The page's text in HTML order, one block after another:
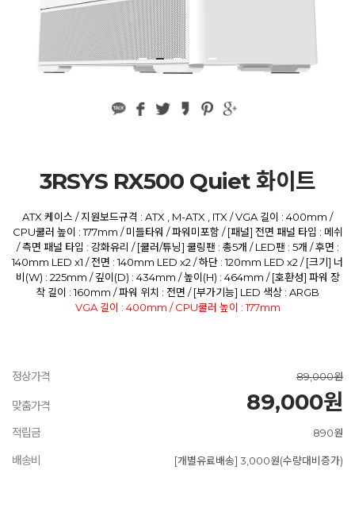
3RSYS RX500 Quiet 화이트
ATX 케이스 / 지원보드규격 : ATX , M-ATX , ITX / VGA 길이 : 400mm /
CPU쿨러 높이 : 177mm / 미들타워 / 파워미포함 / [패널] 전면 패널 타입 : 메쉬
/ 측면 패널 타입 : 강화유리 / [쿨러/튜닝] 쿨링팬 : 총5개 / LED팬 : 5개 / 후면 :
140mm LED x1 / 전면 : 140mm LED x2 / 하단 : 120mm LED x2 / [크기] 너
비(W) : 225mm / 깊이(D) : 434mm / 높이(H) : 464mm / [호환성] 파워 장
착 길이 : 160mm / 파워 위치 : 전면 / [부가기능] LED 색상 : ARGB
VGA 길이 : 400mm / CPU쿨러 높이 : 177mm
정상가격 89,000원
맞춤가격 89,000원
적립금 890원
배송비 [개별유료배송] 3,000원(수량대비증가)